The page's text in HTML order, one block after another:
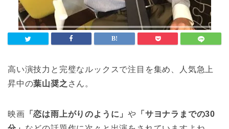
高い演技力と完璧なルックスで注目を集め、人気急上
昇中の葉山奨之 さん。
映画 「恋は雨上がりのように」や 「サヨナラまでの30